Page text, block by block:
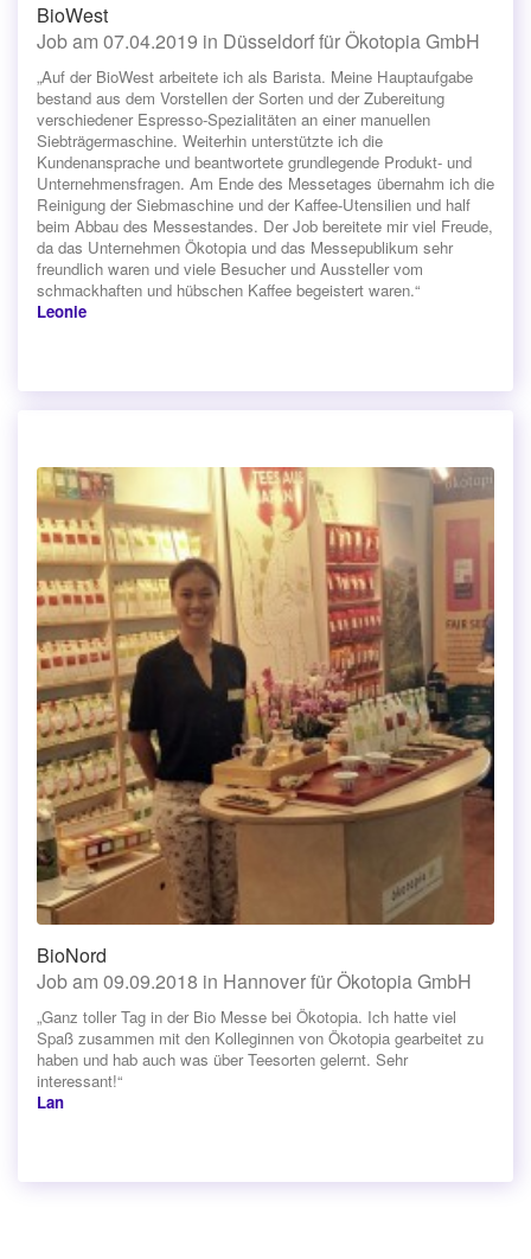
BioWest
Job am 07.04.2019 in Düsseldorf für Ökotopia GmbH
„Auf der BioWest arbeitete ich als Barista. Meine Hauptaufgabe
bestand aus dem Vorstellen der Sorten und der Zubereitung
verschiedener Espresso-Spezialitäten an einer manuellen
Siebträgermaschine. Weiterhin unterstützte ich die
Kundenansprache und beantwortete grundlegende Produkt- und
Unternehmensfragen. Am Ende des Messetages übernahm ich die
Reinigung der Siebmaschine und der Kaffee-Utensilien und half
beim Abbau des Messestandes. Der Job bereitete mir viel Freude,
da das Unternehmen Ökotopia und das Messepublikum sehr
freundlich waren und viele Besucher und Aussteller vom
schmackhaften und hübschen Kaffee begeistert waren.“
Leonie
BioNord
Job am 09.09.2018 in Hannover für Ökotopia GmbH
„Ganz toller Tag in der Bio Messe bei Ökotopia. Ich hatte viel
Spaß zusammen mit den Kolleginnen von Ökotopia gearbeitet zu
haben und hab auch was über Teesorten gelernt. Sehr
interessant!“
Lan